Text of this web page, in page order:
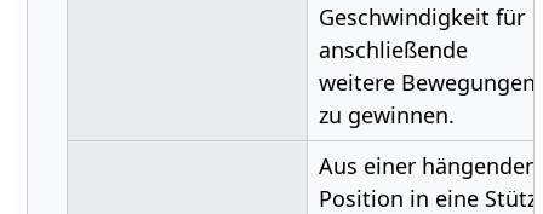
Geschwindigkeit für
anschließende
weitere Bewegungen
zu gewinnen.
Aus einer hängenden
Position in eine Stütz-